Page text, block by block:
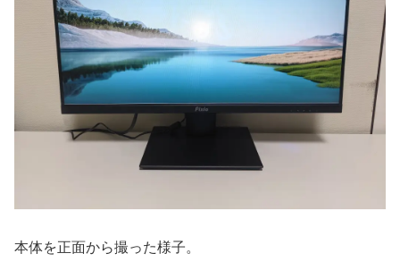
本体を正面から撮った様子。